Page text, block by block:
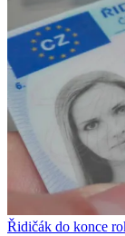
Řidičák do konce